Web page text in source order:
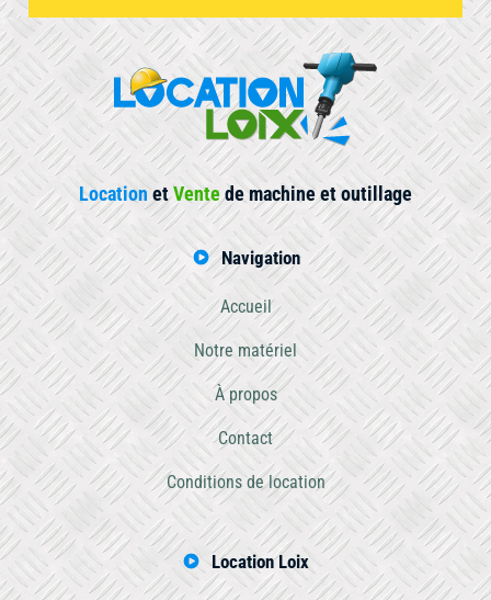
LocationetVentede machine et outillage
Navigation
Accueil
Notre matériel
À propos
Contact
Conditions de location
Location Loix